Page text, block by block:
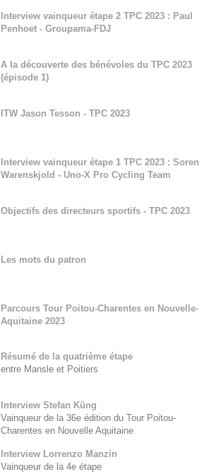
Interview vainqueur étape 2 TPC 2023 : Paul
Penhoet - Groupama-FDJ
A la découverte des bénévoles du TPC 2023
(épisode 1)
ITW Jason Tesson - TPC 2023
Interview vainqueur étape 1 TPC 2023 : Soren
Warenskjold - Uno-X Pro Cycling Team
Objectifs des directeurs sportifs - TPC 2023
Les mots du patron
Parcours Tour Poitou-Charentes en Nouvelle-
Aquitaine 2023
Résumé de la quatrième étape
entre Mansle et Poitiers
Interview Stefan Küng
Vainqueur de la 36e édition du Tour Poitou-
Charentes en Nouvelle Aquitaine
Interview Lorrenzo Manzin
Vainqueur de la 4e étape